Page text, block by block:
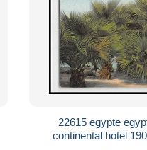
22615 egypte
continental hotel